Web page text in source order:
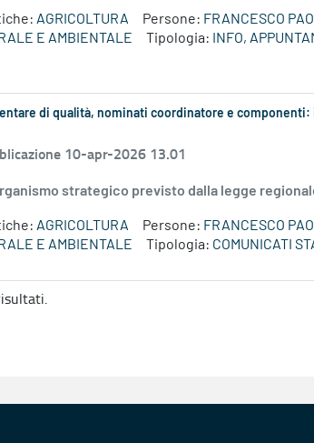
AGRICOLTURA Persone: FRANCESCO
E AMBIENTALE
Tipologia:
INFO,
di qualità, nominati coordinatore e
10-apr-2026 13.01
strategico previsto dalla legge
AGRICOLTURA Persone: FRANCESCO
E AMBIENTALE
Tipologia: COMUNICATI